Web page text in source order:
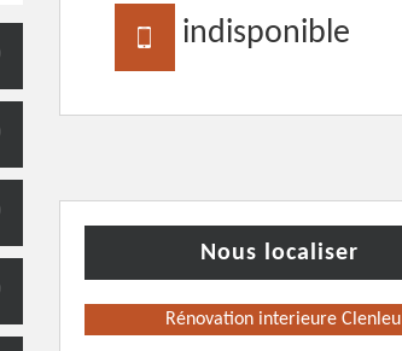
indisponible
Nous localiser
Rénovation interieure Clenleu